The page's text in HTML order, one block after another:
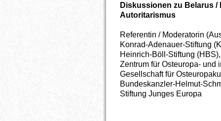
Diskussionen zu Belarus /
Autoritarismus
Referentin / Moderatorin
Konrad-Adenauer-Stiftung
Heinrich-Böll-Stiftung
Zentrum für Osteuropa- und
Gesellschaft für
Bundeskanzler-Helmut-
Stiftung Junges Europa